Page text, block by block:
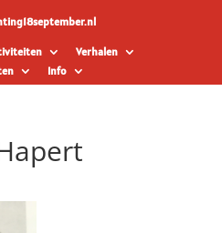
Verhalen
Info